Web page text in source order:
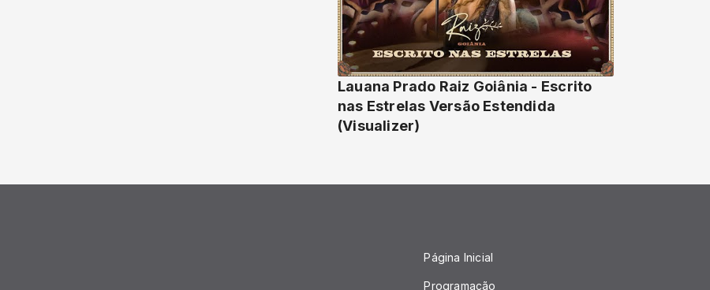
Lauana Prado Raiz Goiânia - Escrito
nas Estrelas Versão Estendida
(Visualizer)
Página Inicial
Programação